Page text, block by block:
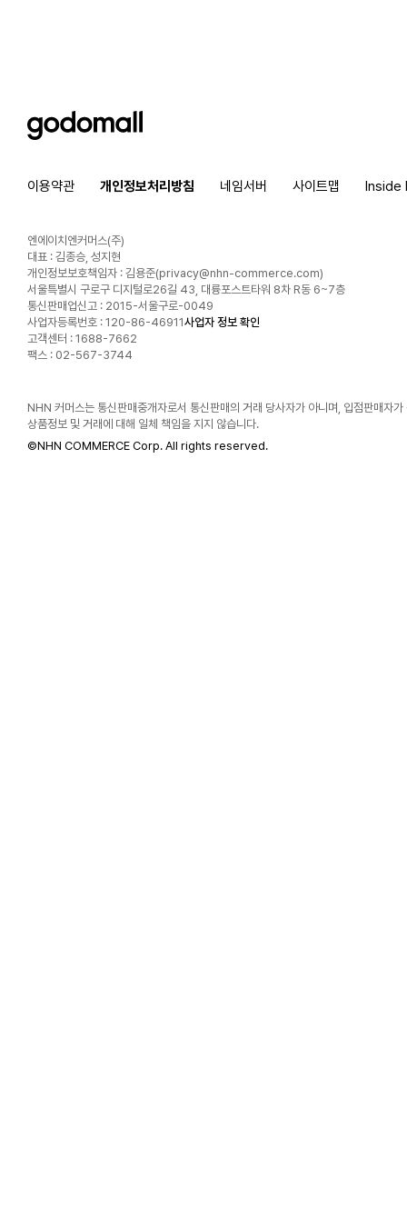
godomall
이용약관 개인정보처리방침 네임서버 사이트맵 Inside
엔에이치엔커머스(주)
대표 : 김종승, 성지현
개인정보보호책임자 : 김용준(privacy@nhn-commerce.com)
서울특별시 구로구 디지털로26길 43, 대륭포스트타워 8차 R동 6~7층
통신판매업신고 : 2015-서울구로-0049
사업자등록번호 : 120-86-46911사업자 정보 확인
고객센터 : 1688-7662
팩스 : 02-567-3744
NHN 커머스는 통신판매중개자로서 통신판매의 거래 당사자가 아니며, 입점판매자가
상품정보 및 거래에 대해 일체 책임을 지지 않습니다.
©NHN COMMERCE Corp. All rights reserved.